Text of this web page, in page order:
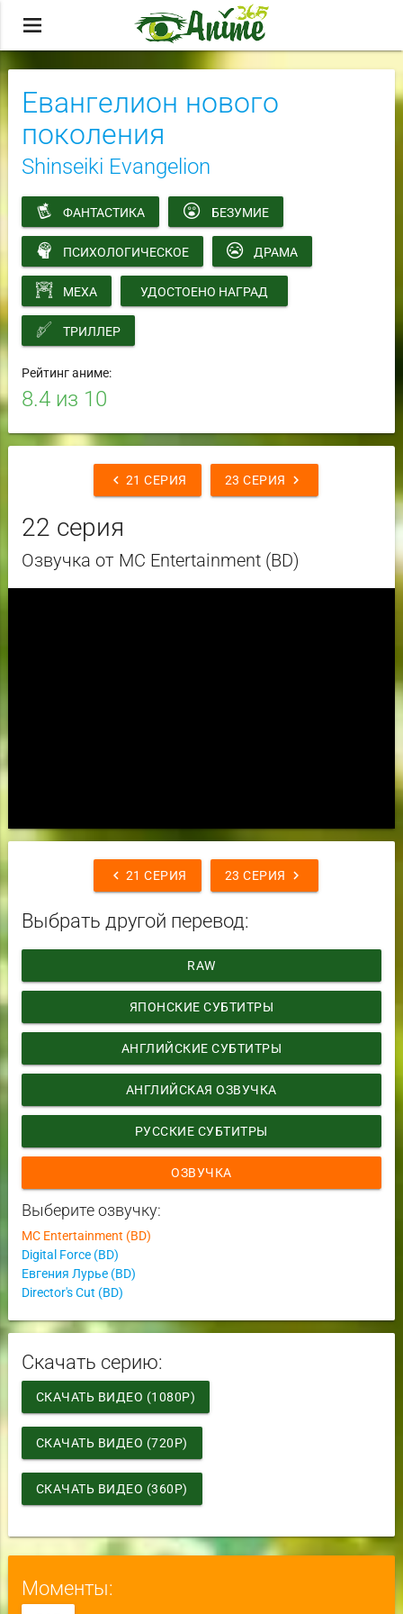
menu
Евангелион нового
поколения
Shinseiki Evangelion
ФАНТАСТИКА БЕЗУМИЕ
ПСИХОЛОГИЧЕСКОЕ ДРАМА
МЕХА УДОСТОЕНО НАГРАД
ТРИЛЛЕР
Рейтинг аниме:
8.4из 10
chevron_left 21 СЕРИЯ chevron_right
23 СЕРИЯ
22 серия
Озвучка от MC Entertainment (BD)
chevron_left 21 СЕРИЯ chevron_right
23 СЕРИЯ
Выбрать другой перевод:
RAW
ЯПОНСКИЕ СУБТИТРЫ
АНГЛИЙСКИЕ СУБТИТРЫ
АНГЛИЙСКАЯ ОЗВУЧКА
РУССКИЕ СУБТИТРЫ
ОЗВУЧКА
Выберите озвучку:
MC Entertainment (BD)
Digital Force (BD)
Евгения Лурье (BD)
Director's Cut (BD)
Скачать серию:
СКАЧАТЬ ВИДЕО (1080P)
СКАЧАТЬ ВИДЕО (720P)
СКАЧАТЬ ВИДЕО (360P)
Моменты: